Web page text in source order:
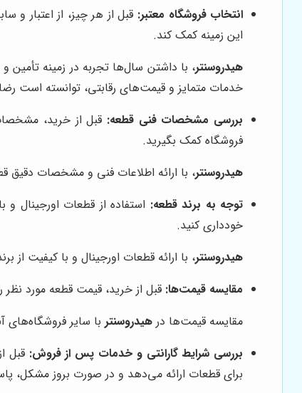
انتخاب فروشگاه معتبر: قبل از هر چیز، از اعتبار و
این زمینه کمک کند.
هیدروسنتر، با داشتن سال‌ها تجربه در زمینه تأمین
خدمات متمایز و قیمت‌های رقابتی، توانسته است
بررسی مشخصات فنی قطعه: قبل از خرید،
فروشگاه کمک بگیرید.
هیدروسنتر، با ارائه اطلاعات فنی و مشخصات دقیق
توجه به برند قطعه: استفاده از قطعات اورجینال
خودداری کنید.
هیدروسنتر، با ارائه قطعات اورجینال و با کیفیت
مقایسه قیمت‌ها: قبل از خرید، قیمت قطعه مورد نظر
مقایسه قیمت‌ها در هیدروسنتر با سایر فروشگاه‌های
بررسی شرایط گارانتی و خدمات پس از فروش: قبل
برای قطعات ارائه می‌دهد و در صورت بروز مشکل،